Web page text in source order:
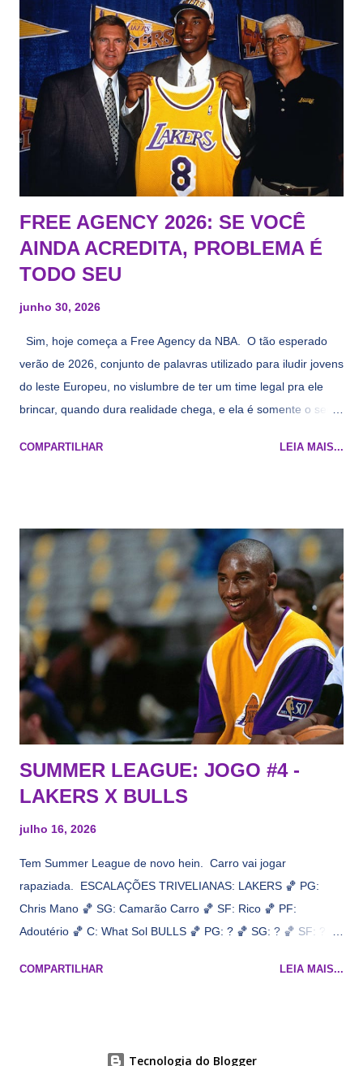
FREE AGENCY 2026: SE VOCÊ
AINDA ACREDITA, PROBLEMA É
TODO SEU
junho 30, 2026
Sim, hoje começa a Free Agency da NBA. O tão esperado
verão de 2026, conjunto de palavras utilizado para iludir jovens
do leste Europeu, no vislumbre de ter um time legal pra ele
brincar, quando dura realidade chega, e ela é somente o seu
cara de decrépito, mas que aparentemente ainda é jovem.
vezes a gente esquece mesmo. Então, como diria o Marcelo
Tas no Telecurso 2000 , É HORA DA REVISÃO! Ah, e quase
todos esses nomes foram linkados ao Lakers. Se de fato há o
interesse, não importa, o nosso compromisso é sempre com a
informação, a veracidade vem depois. E do Lakers hein? Até
agora nada de Ruim Hachaomuro (dizem que Nets tem
interesse) e LeBrão James - esse sendo assediado pelo
Draymond Green enquanto chora pro Cavs contrat...
COMPARTILHAR LEIA MAIS...
SUMMER LEAGUE: JOGO #4 -
LAKERS X BULLS
julho 16, 2026
Tem Summer League de novo hein. Carro vai jogar
rapaziada. ESCALAÇÕES TRIVELIANAS: LAKERS 🏀 PG:
Chris Mano 🏀 SG: Camarão Carro 🏀 SF: Rico 🏀 PF:
Adoutério 🏀 C: What Sol BULLS 🏀 PG: ? 🏀 SG: ? 🏀 SF: ? 🏀
19h00 Local: Las Vegas Transmissão: NBA League Pass,
COMPARTILHAR LEIA MAIS...
Tecnologia do Blogger